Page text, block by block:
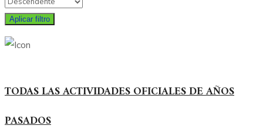
Aplicar filtro
TODAS LAS ACTIVIDADES OFICIALES DE AÑOS
PASADOS